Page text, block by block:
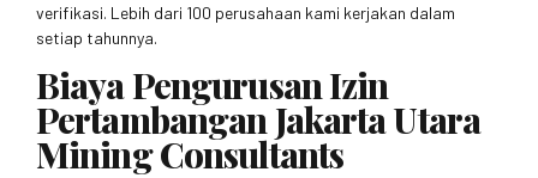
verifikasi. Lebih dari 100 perusahaan kami kerjakan dalam
setiap tahunnya.
Biaya Pengurusan Izin
Pertambangan Jakarta Utara
Mining Consultants